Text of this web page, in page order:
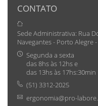
CONTATO
Sede Administrativa: Rua
Navegantes - Porto Alegre -
Segunda a sexta
das 8hs às 12hs e
das 13hs às 17hs:30min
(51) 3312-2025
ergonomia@pro-